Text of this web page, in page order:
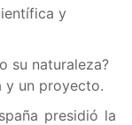
y
su naturaleza?
y un proyecto.
presidió la